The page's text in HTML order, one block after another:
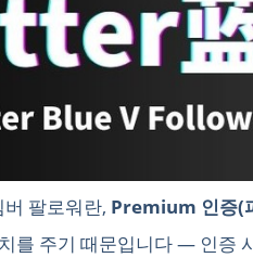
팔로워란, Premium 인증(
를 주기 때문입니다 — 인증